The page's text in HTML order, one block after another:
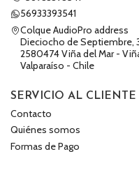
56933393541
Colque AudioPro address
Dieciocho de Septiembre,
2580474 Viña del Mar -
Valparaíso - Chile
SERVICIO AL CLIENTE
Contacto
Quiénes somos
Formas de Pago